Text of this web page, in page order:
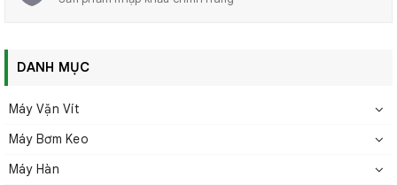
DANH MỤC
Máy Vặn Vít
Máy Bơm Keo
Máy Hàn